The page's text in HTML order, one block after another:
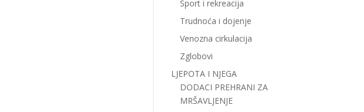
Sport i rekreacija
Trudnoća i dojenje
Venozna cirkulacija
Zglobovi
LJEPOTA I NJEGA
DODACI PREHRANI ZA
MRŠAVLJENJE